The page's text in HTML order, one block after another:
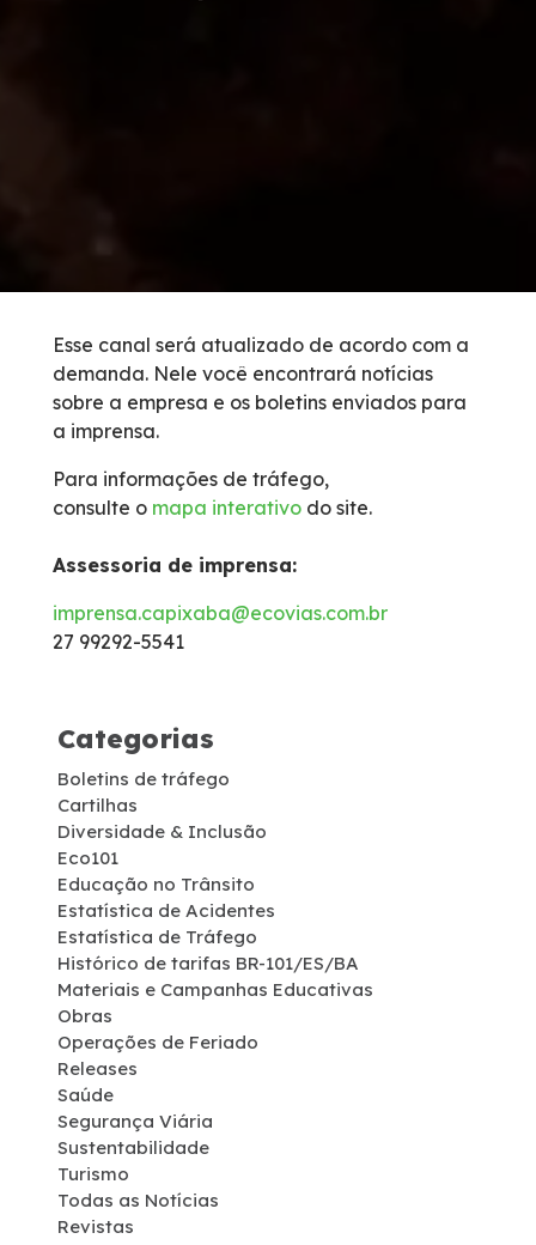
Bases Operacionais
Links Úteis
Isenção de Veículos Oficiais
Faixa de domínio
Notícias
Sustentabilidade
Compromissos Voluntários ESG
Projetos Socioambientais
Programas Ambientais
Licenciamento Ambiental
Política de Sustentabilidade
Esse canal será atualizado de acordo com a
demanda. Nele você encontrará notícias
sobre a empresa e os boletins enviados para
a imprensa.
Para informações de tráfego,
consulte o mapa interativo do site.
Assessoria de imprensa:
imprensa.capixaba@ecovias.com.br
27 99292-5541
Categorias
Boletins de tráfego
Cartilhas
Diversidade & Inclusão
Eco101
Educação no Trânsito
Estatística de Acidentes
Estatística de Tráfego
Histórico de tarifas BR-101/ES/BA
Materiais e Campanhas Educativas
Obras
Operações de Feriado
Releases
Saúde
Segurança Viária
Sustentabilidade
Turismo
Todas as Notícias
Revistas